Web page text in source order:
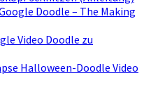
Doodle – The Making
Video Doodle zu
Halloween-Doodle Video